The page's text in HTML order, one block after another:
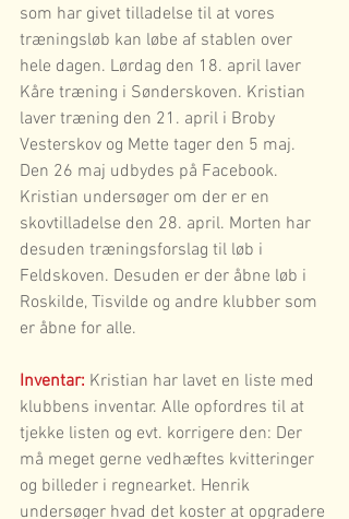
som har givet tilladelse til at vores
træningsløb kan løbe af stablen over
hele dagen. Lørdag den 18. april laver
Kåre træning i Sønderskoven. Kristian
laver træning den 21. april i Broby
Vesterskov og Mette tager den 5 maj.
Den 26 maj udbydes på Facebook.
Kristian undersøger om der er en
skovtilladelse den 28. april. Morten har
desuden træningsforslag til løb i
Feldskoven. Desuden er der åbne løb i
Roskilde, Tisvilde og andre klubber som
er åbne for alle.
Inventar: Kristian har lavet en liste med
klubbens inventar. Alle opfordres til at
tjekke listen og evt. korrigere den: Der
må meget gerne vedhæftes kvitteringer
og billeder i regnearket. Henrik
undersøger hvad det koster at opgradere